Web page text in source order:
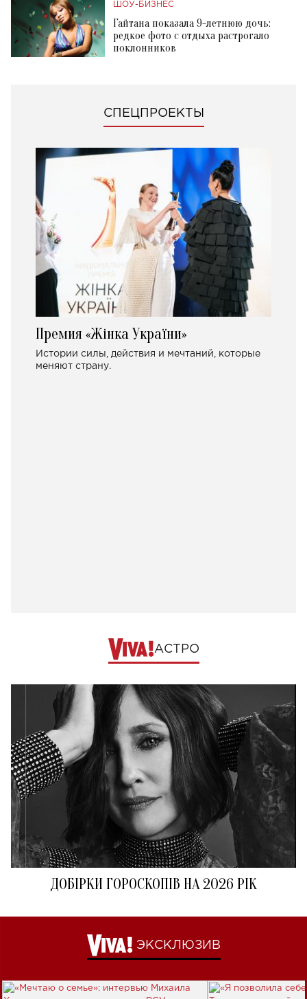
ШОУ-БИЗНЕС
Гайтана показала 9-летнюю дочь:
редкое фото с отдыха растрогало
поклонников
СПЕЦПРОЕКТЫ
Премия «Жінка України»
Истории силы, действия и мечтаний, которые
меняют страну.
АСТРО
ДОБІРКИ ГОРОСКОПІВ НА 2026 РІК
ЭКСКЛЮЗИВ